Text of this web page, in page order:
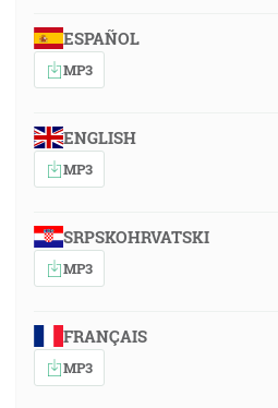
ESPAÑOL
MP3
ENGLISH
MP3
SRPSKOHRVATSKI
MP3
FRANÇAIS
MP3